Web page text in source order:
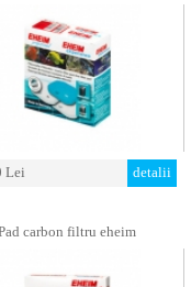
Lei detalii
carbon filtru eheim